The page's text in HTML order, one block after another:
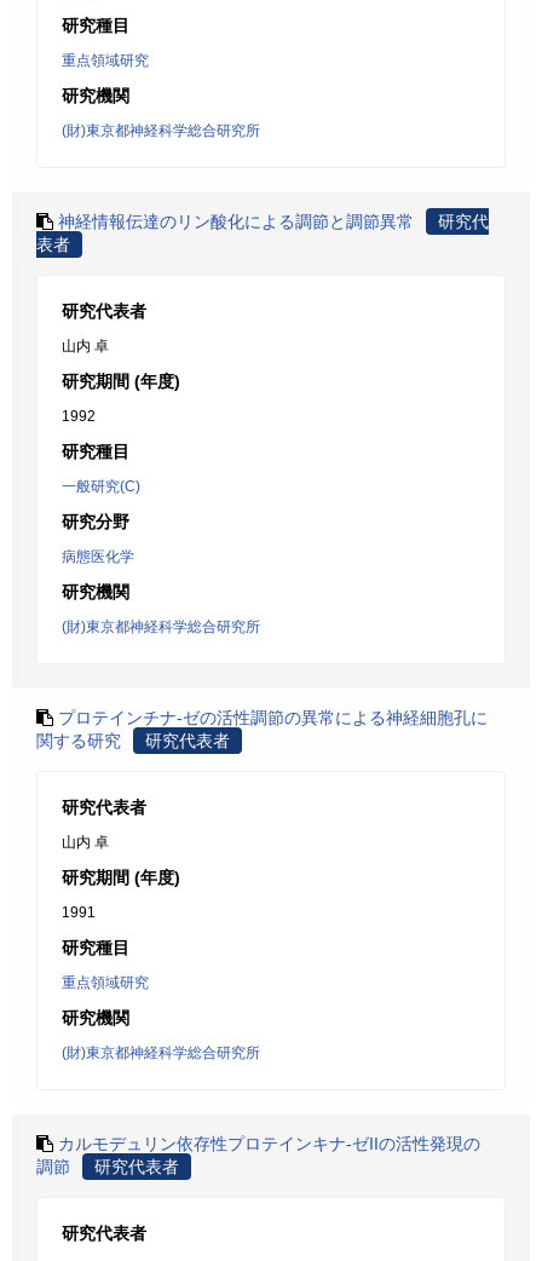
研究種目
重点領域研究
研究機関
(財)東京都神経科学総合研究所
神経情報伝達のリン酸化による調節と調節異常
研究代
表者
研究代表者
山内 卓
研究期間 (年度)
1992
研究種目
一般研究(C)
研究分野
病態医化学
研究機関
(財)東京都神経科学総合研究所
プロテインチナ-ゼの活性調節の異常による神経細胞孔に
関する研究
研究代表者
研究代表者
山内 卓
研究期間 (年度)
1991
研究種目
重点領域研究
研究機関
(財)東京都神経科学総合研究所
カルモデュリン依存性プロテインキナ-ゼIIの活性発現の
調節
研究代表者
研究代表者